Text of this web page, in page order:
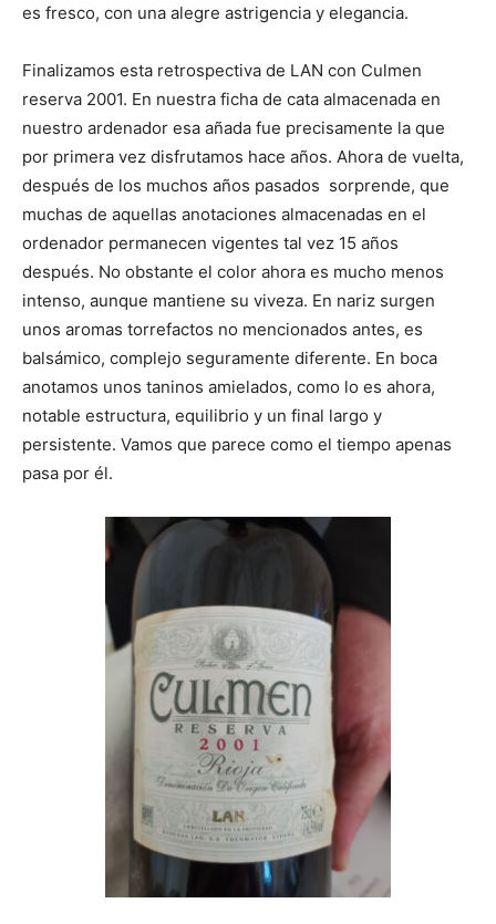
es fresco, con una alegre astrigencia y elegancia.
Finalizamos esta retrospectiva de LAN con Culmen
reserva 2001. En nuestra ficha de cata almacenada en
nuestro ardenador esa añada fue precisamente la que
por primera vez disfrutamos hace años. Ahora de vuelta,
después de los muchos años pasados sorprende, que
muchas de aquellas anotaciones almacenadas en el
ordenador permanecen vigentes tal vez 15 años
después. No obstante el color ahora es mucho menos
intenso, aunque mantiene su viveza. En nariz surgen
unos aromas torrefactos no mencionados antes, es
balsámico, complejo seguramente diferente. En boca
anotamos unos taninos amielados, como lo es ahora,
notable estructura, equilibrio y un final largo y
persistente. Vamos que parece como el tiempo apenas
pasa por él.